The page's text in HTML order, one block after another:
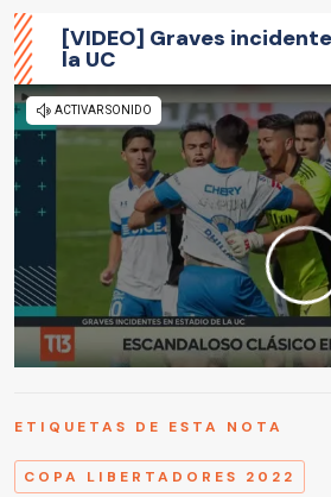
[VIDEO] Graves
la UC
ETIQUETAS DE ESTA NOTA
COPA LIBERTADORES 2022